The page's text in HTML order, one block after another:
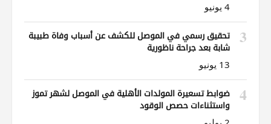
4 يونيو
3
تحقيق رسمي في الموصل للكشف عن أسباب وفاة طبيبة
شابة بعد جراحة ناظورية
13 يونيو
4
ضوابط تسعيرة المولدات الأهلية في الموصل لشهر تموز
واستثناءات حصص الوقود